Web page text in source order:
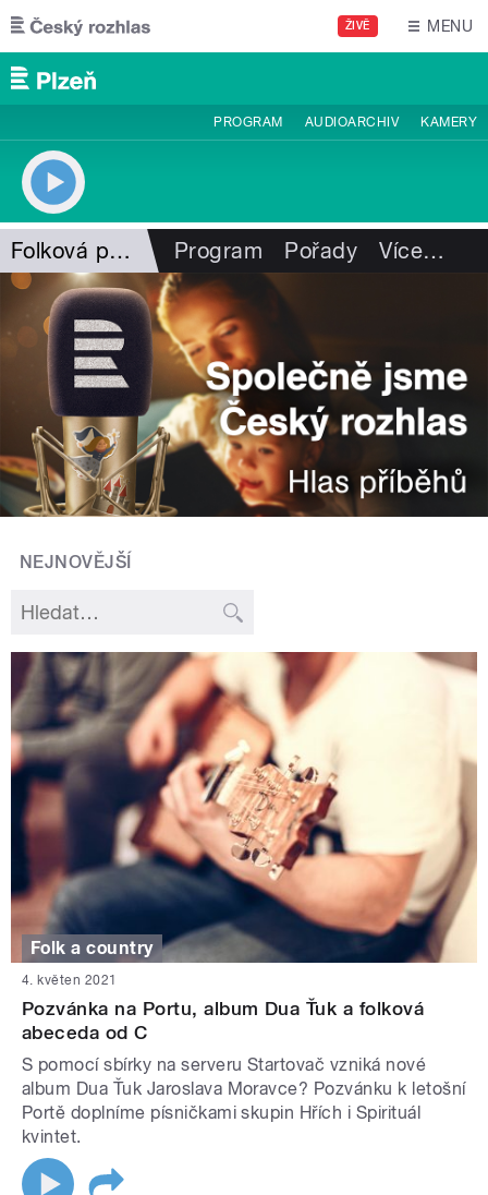
Přejít k hlavnímu obsahu
ŽIVĚ MENU
PROGRAM AUDIOARCHIV KAMERY
Folková pohlazení Program Pořady Více…
NEJNOVĚJŠÍ
Folk a country
4. květen 2021
Pozvánka na Portu, album Dua Ťuk a folková
abeceda od C
S pomocí sbírky na serveru Startovač vzniká nové
album Dua Ťuk Jaroslava Moravce? Pozvánku k letošní
Portě doplníme písničkami skupin Hřích i Spirituál
kvintet.